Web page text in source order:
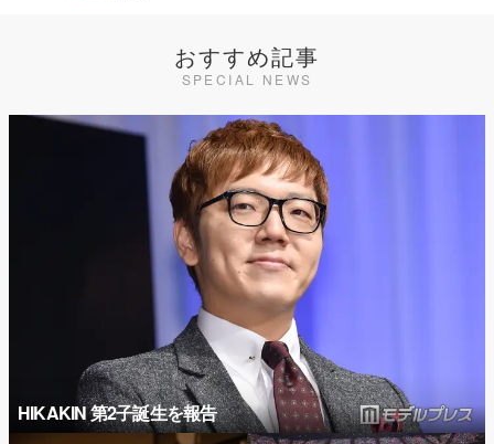
おすすめ記事
SPECIAL NEWS
HIKAKIN 第2子誕生を報告